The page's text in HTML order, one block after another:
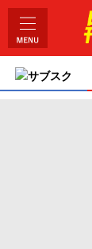
サブスク